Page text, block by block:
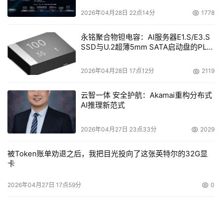
2026年04月28日 22点14分 1778
永铭聚合物钽电容：AI服务器E1.S/E3.S
SSD与U.2超薄5mm SATA启动盘的PLP
2026年04月28日 17点12分 2119
云智一体 安全护航：Akamai重构分布式
AI推理新范式
2026年04月27日 23点33分 2029
被Token账单劝退之后，我把目光投向了这张英特尔的32G显
卡
2026年04月27日 17点59分 0